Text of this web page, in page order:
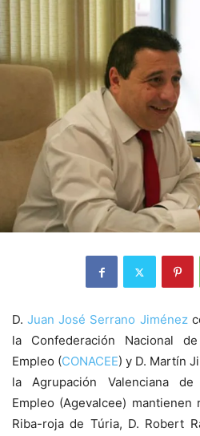
D.Juan José Serrano Jiménez
la Confederación Nacional
Empleo (CONACEE) y D. Martín
la Agrupación Valenciana
Empleo (Agevalcee)
Riba-roja de Túria, D. Robert